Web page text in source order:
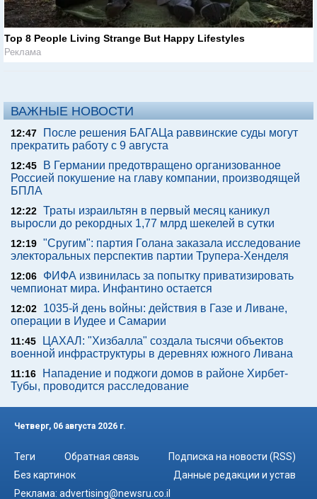
Top 8 People Living Strange But Happy Lifestyles
Реклама
ВАЖНЫЕ НОВОСТИ
12:47
После решения БАГАЦа раввинские суды могут
прекратить работу с 9 августа
12:45
В Германии предотвращено организованное
Россией покушение на главу компании, производящей
БПЛА
12:22 Траты израильтян в первый месяц каникул
выросли до рекордных 1,77 млрд шекелей в сутки
12:19 "Сругим": партия Голана заказала исследование
электоральных перспектив партии Трупера-Хенделя
12:06
ФИФА извинилась за попытку приватизировать
чемпионат мира. Инфантино остается
12:02
1035-й день войны: действия в Газе и Ливане,
операции в Иудее и Самарии
11:45
ЦАХАЛ: "Хизбалла" создала тысячи объектов
военной инфраструктуры в деревнях южного Ливана
11:16
Нападение и поджоги домов в районе Хирбет-
Тубы, проводится расследование
Четверг, 06 августа 2026 г.
Теги Обратная связь
Подписка на новости (RSS)
Без картинок
Данные редакции и устав
Реклама: advertising@newsru.co.il